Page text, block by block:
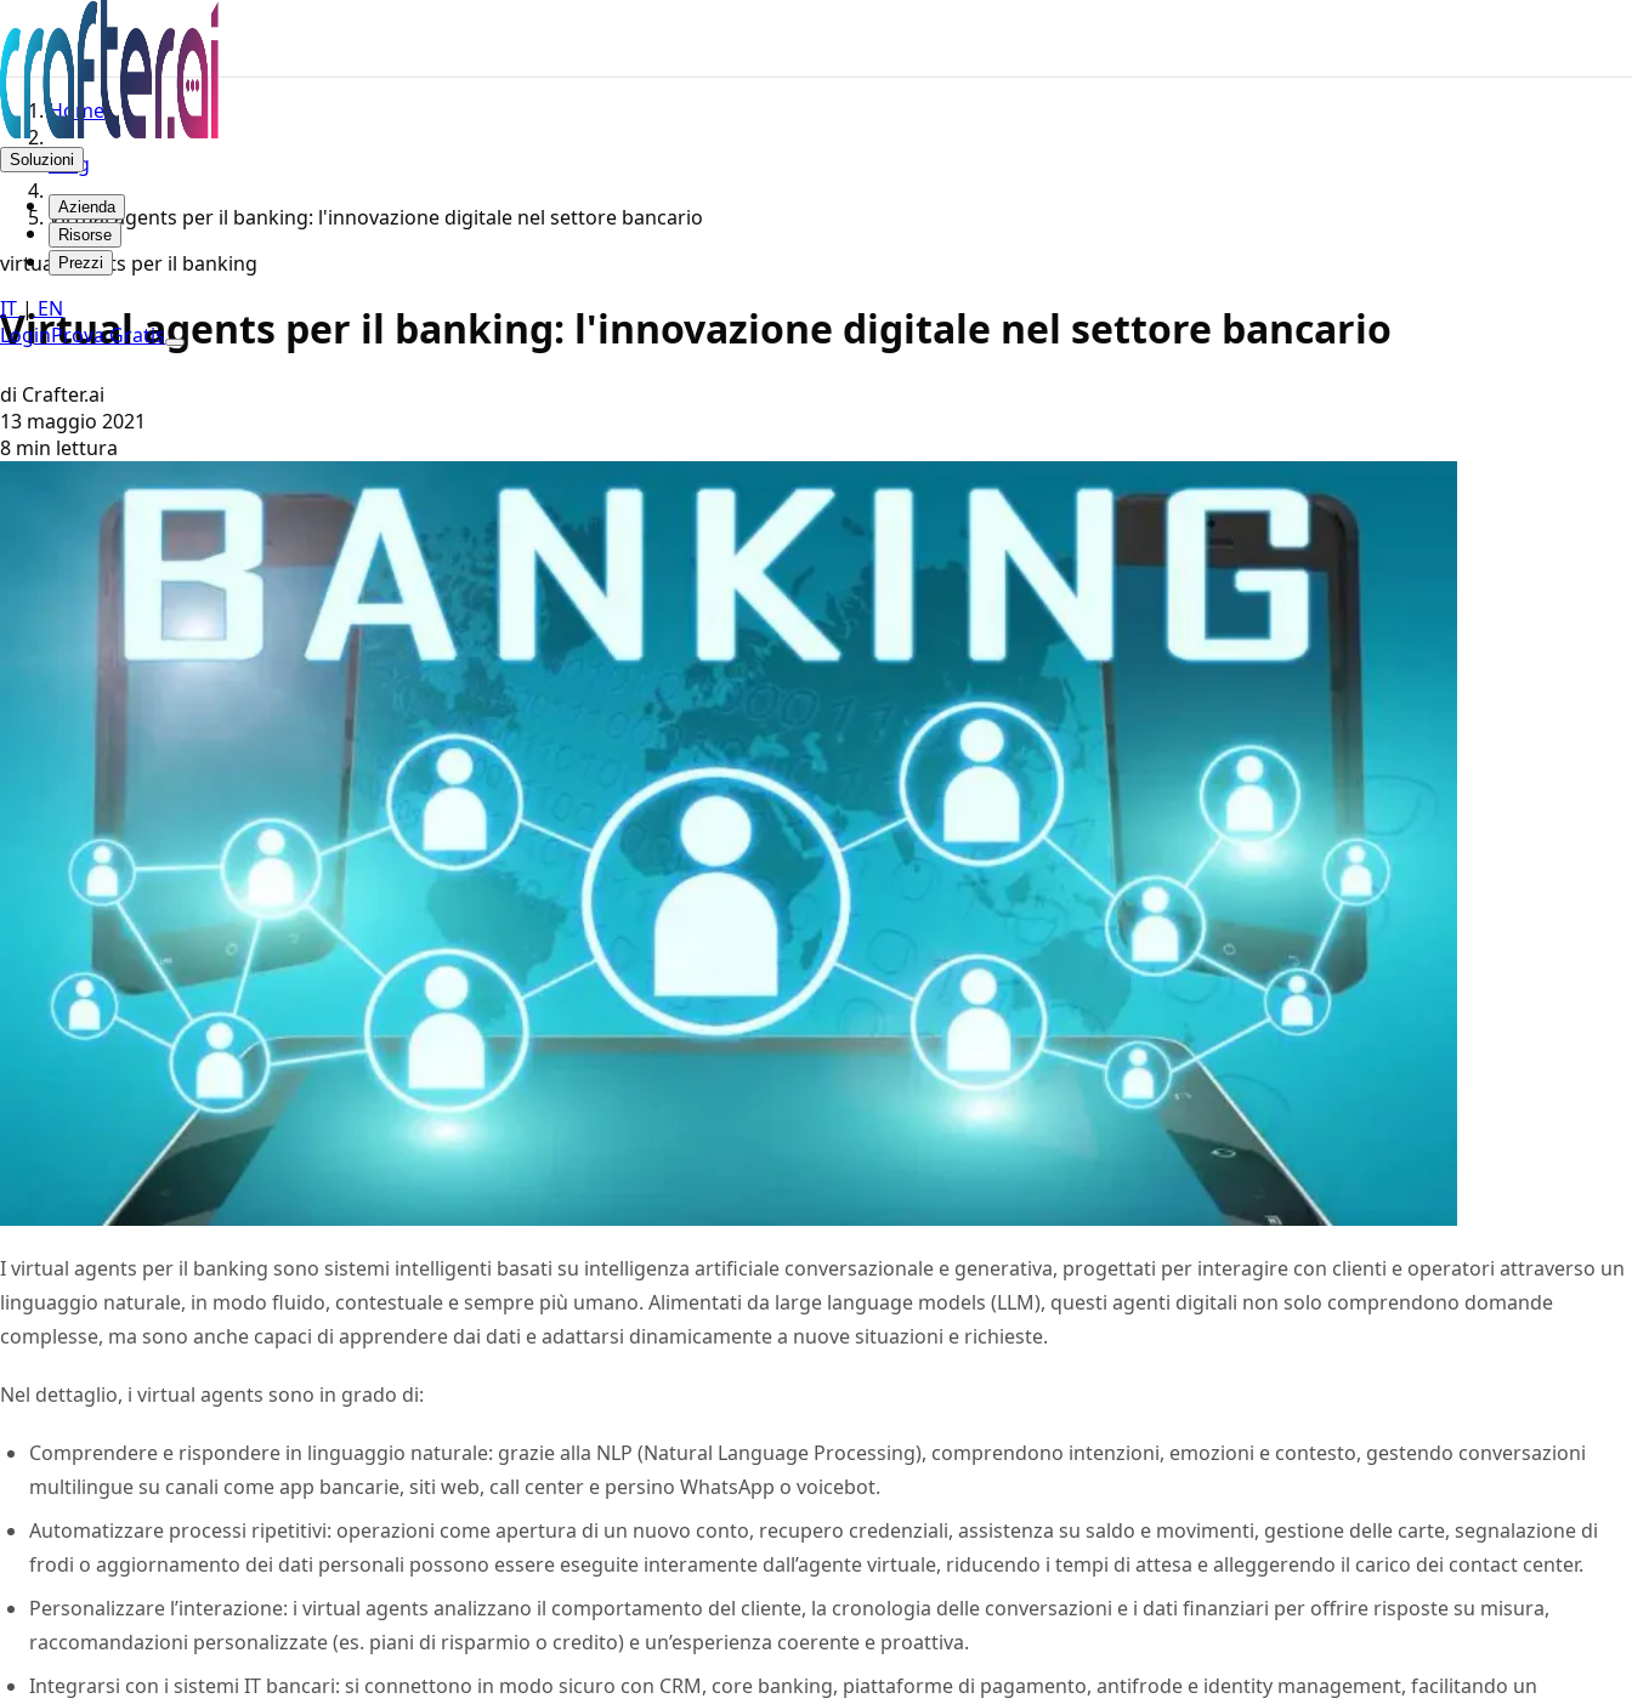
Soluzioni
Azienda
Risorse
Prezzi
IT |EN
LoginProva Gratis
Home
Blog
Virtual agents per il banking: l'innovazione digitale nel settore bancario
virtual agents per il banking
Virtual agents per il banking: l'innovazione digitale nel settore bancario
di Crafter.ai
13 maggio 2021
8 min lettura
I virtual agents per il banking sono sistemi intelligenti basati su intelligenza artificiale conversazionale e generativa, progettati per interagire con clienti e operatori attraverso un
linguaggio naturale, in modo fluido, contestuale e sempre più umano. Alimentati da large language models (LLM), questi agenti digitali non solo comprendono domande
complesse, ma sono anche capaci di apprendere dai dati e adattarsi dinamicamente a nuove situazioni e richieste.
Nel dettaglio, i virtual agents sono in grado di:
Comprendere e rispondere in linguaggio naturale: grazie alla NLP (Natural Language Processing), comprendono intenzioni, emozioni e contesto, gestendo conversazioni
multilingue su canali come app bancarie, siti web, call center e persino WhatsApp o voicebot.
Automatizzare processi ripetitivi: operazioni come apertura di un nuovo conto, recupero credenziali, assistenza su saldo e movimenti, gestione delle carte, segnalazione di
frodi o aggiornamento dei dati personali possono essere eseguite interamente dall’agente virtuale, riducendo i tempi di attesa e alleggerendo il carico dei contact center.
Personalizzare l’interazione: i virtual agents analizzano il comportamento del cliente, la cronologia delle conversazioni e i dati finanziari per offrire risposte su misura,
raccomandazioni personalizzate (es. piani di risparmio o credito) e un’esperienza coerente e proattiva.
Integrarsi con i sistemi IT bancari: si connettono in modo sicuro con CRM, core banking, piattaforme di pagamento, antifrode e identity management, facilitando un